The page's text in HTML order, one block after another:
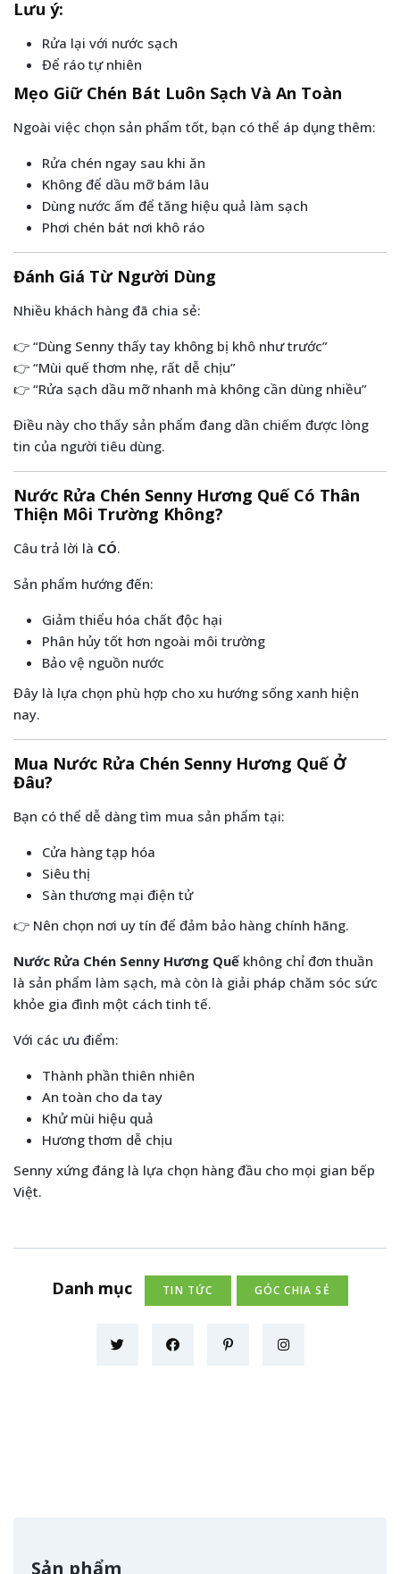
Lưu ý:
Rửa lại với nước sạch
Để ráo tự nhiên
Mẹo Giữ Chén Bát Luôn Sạch Và An Toàn
Ngoài việc chọn sản phẩm tốt, bạn có thể áp dụng thêm:
Rửa chén ngay sau khi ăn
Không để dầu mỡ bám lâu
Dùng nước ấm để tăng hiệu quả làm sạch
Phơi chén bát nơi khô ráo
Đánh Giá Từ Người Dùng
Nhiều khách hàng đã chia sẻ:
👉 “Dùng Senny thấy tay không bị khô như trước”
👉 “Mùi quế thơm nhẹ, rất dễ chịu”
👉 “Rửa sạch dầu mỡ nhanh mà không cần dùng nhiều”
Điều này cho thấy sản phẩm đang dần chiếm được lòng
tin của người tiêu dùng.
Nước Rửa Chén Senny Hương Quế Có Thân
Thiện Môi Trường Không?
Câu trả lời là CÓ.
Sản phẩm hướng đến:
Giảm thiểu hóa chất độc hại
Phân hủy tốt hơn ngoài môi trường
Bảo vệ nguồn nước
Đây là lựa chọn phù hợp cho xu hướng sống xanh hiện
nay.
Mua Nước Rửa Chén Senny Hương Quế Ở
Đâu?
Bạn có thể dễ dàng tìm mua sản phẩm tại:
Cửa hàng tạp hóa
Siêu thị
Sàn thương mại điện tử
👉 Nên chọn nơi uy tín để đảm bảo hàng chính hãng.
Nước Rửa Chén Senny Hương Quế không chỉ đơn thuần
là sản phẩm làm sạch, mà còn là giải pháp chăm sóc sức
khỏe gia đình một cách tinh tế.
Với các ưu điểm:
Thành phần thiên nhiên
An toàn cho da tay
Khử mùi hiệu quả
Hương thơm dễ chịu
Senny xứng đáng là lựa chọn hàng đầu cho mọi gian bếp
Việt.
Danh mục TIN TỨC GÓC CHIA SẺ
Sản phẩm